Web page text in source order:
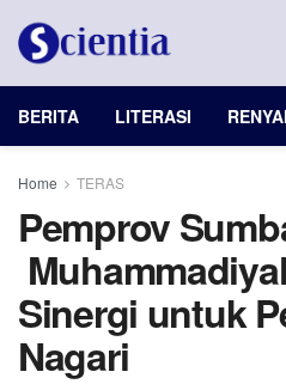
BERITA LITERASI
Home TERAS
Pemprov
Sinergi untuk
Nagari